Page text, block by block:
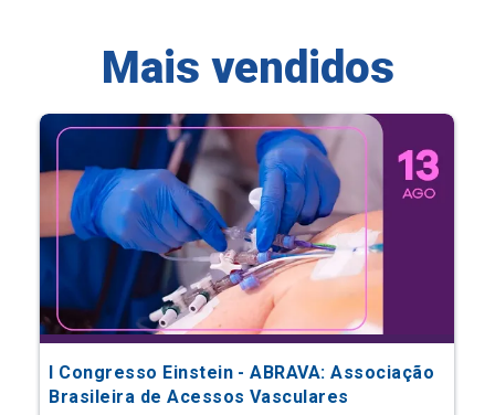
Mais vendidos
I Congresso Einstein - ABRAVA: Associação
Brasileira de Acessos Vasculares